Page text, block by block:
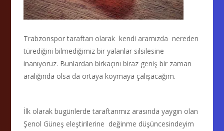
Trabzonspor taraftarı olarak kendi aramızda nereden
türediğini bilmediğimiz bir yalanlar silsilesine
inanıyoruz. Bunlardan birkaçını biraz geniş bir zaman
aralığında olsa da ortaya koymaya çalışacağım.
İlk olarak bugünlerde taraftarımız arasında yaygın olan
Şenol Güneş eleştirilerine değinme düşüncesindeyim